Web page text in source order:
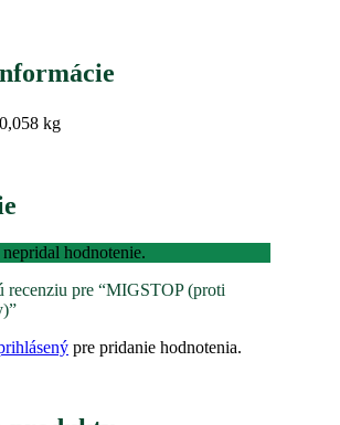
0,058 kg
hodnotenie.
recenziu pre “MIGSTOP (proti
pre pridanie hodnotenia.